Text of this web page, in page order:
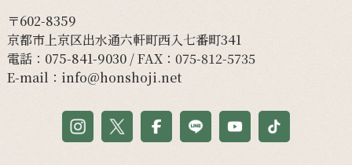
〒602-8359
京都市上京区出水通六軒町西入七番町341
電話： 075-841-9030/ FAX：075-812-5735
E-mail： info@honshoji.net